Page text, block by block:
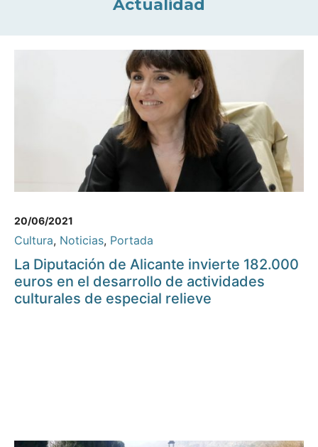
Actualidad
20/06/2021
Cultura, Noticias, Portada
La Diputación de Alicante invierte 182.000
euros en el desarrollo de actividades
culturales de especial relieve